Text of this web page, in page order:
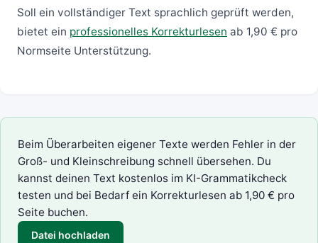
Soll ein vollständiger Text sprachlich geprüft werden,
bietet ein professionelles Korrekturlesen ab 1,90 € pro
Normseite Unterstützung.
Beim Überarbeiten eigener Texte werden Fehler in der
Groß- und Kleinschreibung schnell übersehen. Du
kannst deinen Text kostenlos im KI-Grammatikcheck
testen und bei Bedarf ein Korrekturlesen ab 1,90 € pro
Seite buchen.
Datei hochladen